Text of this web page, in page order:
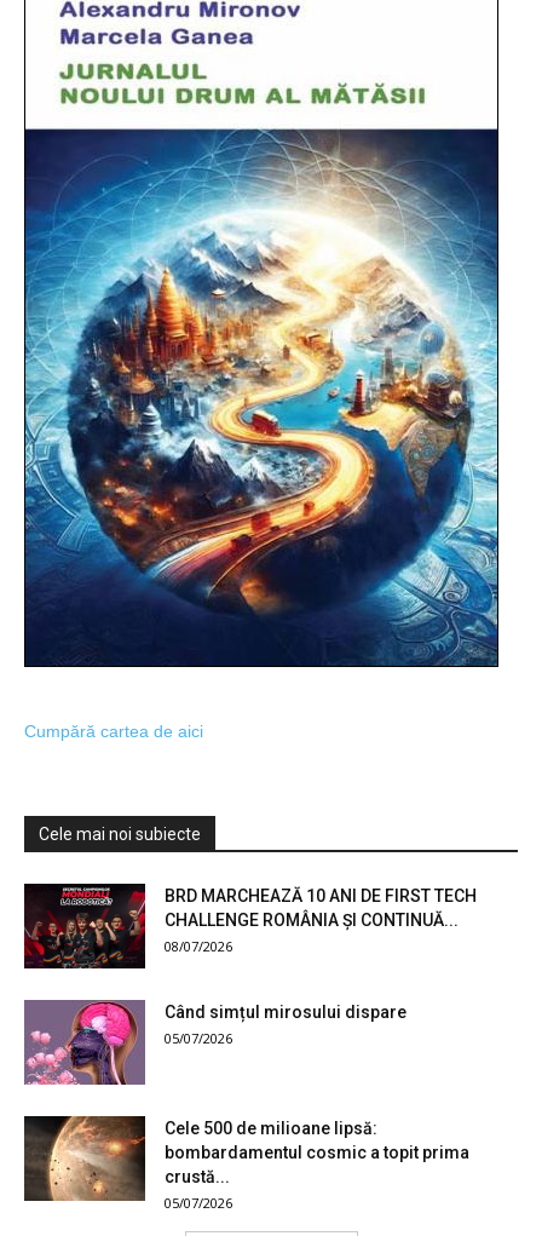
Cumpără cartea de aici
Cele mai noi subiecte
BRD MARCHEAZĂ 10 ANI DE FIRST TECH
CHALLENGE ROMÂNIA ȘI CONTINUĂ...
08/07/2026
Când simțul mirosului dispare
05/07/2026
Cele 500 de milioane lipsă:
bombardamentul cosmic a topit prima
crustă...
05/07/2026